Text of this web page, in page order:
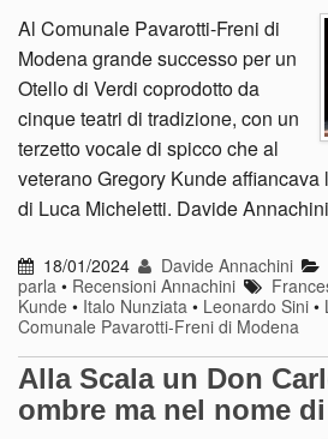
Al Comunale Pavarotti-Freni di
Modena grande successo per un
Otello di Verdi coprodotto da
cinque teatri di tradizione, con un
terzetto vocale di spicco che al
veterano Gregory Kunde affiancava
di Luca Micheletti. Davide Annachini
18/01/2024 Davide Annachini
parla • Recensioni Annachini
Kunde • Italo Nunziata • Leonardo Sini •
Comunale Pavarotti-Freni di Modena
Alla Scala un Don
ombre ma nel nome